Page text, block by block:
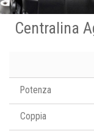
Centralina
Potenza
Coppia